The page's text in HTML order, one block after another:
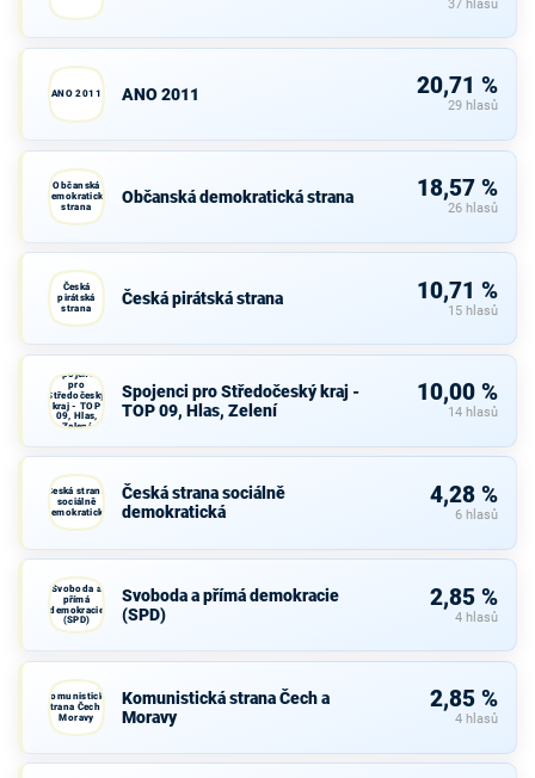
37 hlasů
ANO 2011 ANO 2011 20,71 %
29 hlasů
Občanská
demokratická
strana
Občanská demokratická strana 18,57 %
26 hlasů
Česká
pirátská
strana
Česká pirátská strana 10,71 %
15 hlasů
Spojenci
pro
Středočeský
kraj - TOP
09, Hlas,
Zelení
Spojenci pro Středočeský kraj -
TOP 09, Hlas, Zelení
10,00 %
14 hlasů
Česká strana
sociálně
demokratická
Česká strana sociálně
demokratická
4,28 %
6 hlasů
Svoboda a
přímá
demokracie
(SPD)
Svoboda a přímá demokracie
(SPD)
2,85 %
4 hlasů
Komunistická
strana Čech a
Moravy
Komunistická strana Čech a
Moravy
2,85 %
4 hlasů